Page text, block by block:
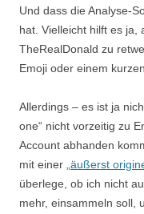
Und dass die Analyse-
hat. Vielleicht hilft es ja,
TheRealDonald zu
Emoji oder einem
Allerdings – es ist ja
one“ nicht vorzeitig zu
Account abhanden
mit einer „äußerst
überlege, ob ich nicht
mehr, einsammeln soll,